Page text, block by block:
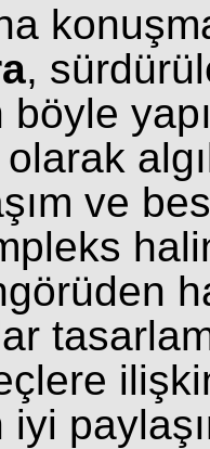
,
ve
iyi